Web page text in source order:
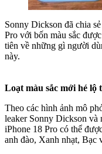
Sonny Dickson đã chia
Pro với bốn màu sắc
tiên về những gì người
này.
Loạt màu sắc mới hé lộ
Theo các hình ảnh mô
leaker Sonny Dickson và
iPhone 18 Pro có thể
anh đào, Xanh nhạt, Bạc